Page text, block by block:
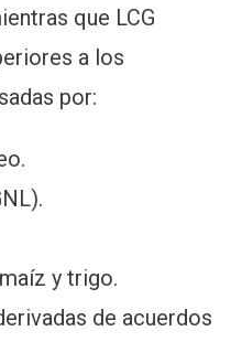
que LCG
a los
por:
y trigo.
de acuerdos